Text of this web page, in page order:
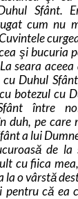
Sfânt.
cum nu
şi bucuria
seara
Duhul
botezul cu
între
duh, pe care
a lui
de la
cu fiica
o vârstă
pentru că ea